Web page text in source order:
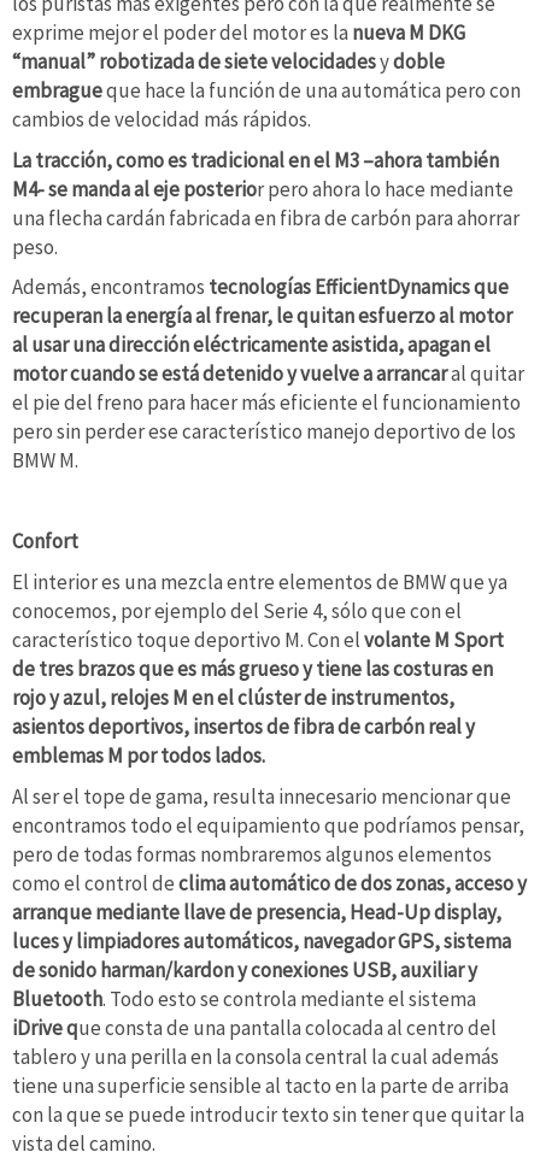
exprime mejor el poder del motor es la nueva M DKG
“manual” robotizada de siete velocidadesydoble
embragueque hace la función de una automática pero con
cambios de velocidad más rápidos.
La tracción, como es tradicional en el M3 –ahora también
M4- se manda al eje posterior pero ahora lo hace mediante
una flecha cardán fabricada en fibra de carbón para ahorrar
peso.
Además, encontramos tecnologías EfficientDynamics que
recuperan la energía al frenar, le quitan esfuerzo al motor
al usar una dirección eléctricamente asistida, apagan el
motor cuando se está detenido y vuelve a arrancaral quitar
el pie del freno para hacer más eficiente el funcionamiento
pero sin perder ese característico manejo deportivo de los
BMW M.
Confort
El interior es una mezcla entre elementos de BMW que ya
conocemos, por ejemplo del Serie 4, sólo que con el
característico toque deportivo M. Con elvolante M Sport
de tres brazos que es más grueso y tiene las costuras en
rojo y azul, relojes M en el clúster de instrumentos,
asientos deportivos, insertos de fibra de carbón real y
emblemas M por todos lados.
Al ser el tope de gama, resulta innecesario mencionar que
encontramos todo el equipamiento que podríamos pensar,
pero de todas formas nombraremos algunos elementos
como el control declima automático de dos zonas, acceso y
arranque mediante llave de presencia, Head-Up display,
luces y limpiadores automáticos, navegador GPS, sistema
de sonido harman/kardon y conexiones USB, auxiliar y
Bluetooth. Todo esto se controla mediante el sistema
iDrive que consta de una pantalla colocada al centro del
tablero y una perilla en la consola central la cual además
tiene una superficie sensible al tacto en la parte de arriba
con la que se puede introducir texto sin tener que quitar la
vista del camino.